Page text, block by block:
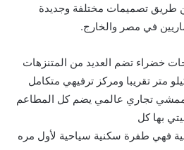
طريق تصميمات مختلفة وجديدة
في مصر والخارج.
خضراء تضم العديد من المتنزهات
متر تقريبا ومركز ترفيهي متكامل
تجاري عالمي يضم كل المطاعم
بها كل
فهي طفرة سكنية سياحية لأول مره